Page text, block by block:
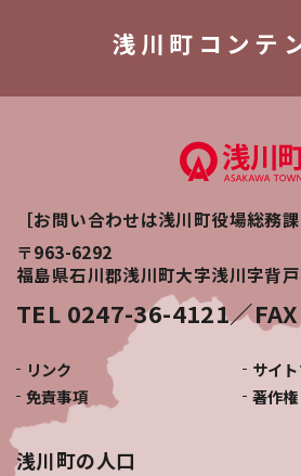
浅川町コンテ
［お問い合わせは浅川町役場総務課
〒963-6292
福島県石川郡浅川町大字浅川字背
TEL 0247-36-4121／
リンク
サイ
免責事項
著作
浅川町の人口